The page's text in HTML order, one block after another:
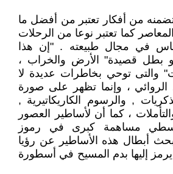
من أفكار تعتبر من أفضل ما
كما تعتبر نوعا من الرحلات
في مجال طبيعته . "إن هذا
بطل قصيدة" الأرض والخراب ،
والتى توحي بخاطرات عديدة لا
، وإنما تظهر على صورة
, والرسوم الكاريكاتيرية ,
، كما أن لأساطير العصور
مساهمة كبرى في رموز
أبطال هذه الأساطير عن رؤيا
يرمز إليها بدم المسيح في أسطورة